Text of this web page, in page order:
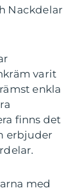
Nackdelar
varit
enkla
finns det
erbjuder
med